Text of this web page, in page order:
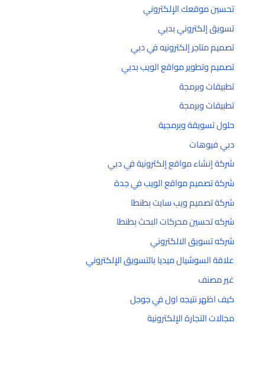
تحسين موقعك الإلكتروني
تسويق إلكتروني بدبي
تصميم متاجر إلكترونيه في دبي
تصميم وتطوير مواقع الويب بدبي
تطبيقات وبرمجة
تطبيقات وبرمجة
حلول تسويقة وبرمجية
دبي فيوهات
شركة إنشاء مواقع إلكترونية في دبي
شركة تصميم مواقع الويب في جدة
شركة تصميم ويب سايت بطنطا
شركه تحسين محركات البحث بطنطا
شركه تسويق الالكتروني
علاقة السوشيال ميديا بالتسويق الإلكتروني
غير مصنف
كيف اظهر نتيجه اول في جوجل
مجالات التجارة الإلكترونية